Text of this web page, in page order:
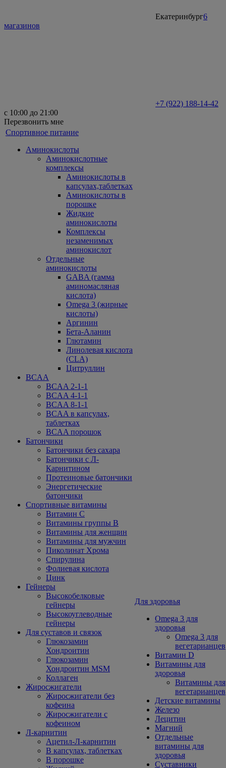
Екатеринбург6
магазинов
+7 (922) 188-14-42
с 10:00 до 21:00
Перезвонить мне
Спортивное питание
Аминокислоты
Аминокислотные
комплексы
Аминокислоты в
капсулах,таблетках
Аминокислоты в
порошке
Жидкие
аминокислоты
Комплексы
незаменимых
аминокислот
Отдельные
аминокислоты
GABA (гамма
аминомасляная
кислота)
Omega 3 (жирные
кислоты)
Аргинин
Бета-Аланин
Глютамин
Линолевая кислота
(CLA)
Цитруллин
BCAA
BCAA 2-1-1
BCAA 4-1-1
BCAA 8-1-1
BCAA в капсулах,
таблетках
BCAA порошок
Батончики
Батончики без сахара
Батончики с Л-
Карнитином
Протеиновые батончики
Энергетические
батончики
Спортивные витамины
Витамин С
Витамины группы В
Витамины для женщин
Витамины для мужчин
Пиколинат Хрома
Спирулина
Фолиевая кислота
Цинк
Гейнеры
Высокобелковые
гейнеры
Высокоуглеводные
гейнеры
Для суставов и связок
Глюкозамин
Хондроитин
Глюкозамин
Хондроитин MSM
Коллаген
Жиросжигатели
Жиросжигатели без
кофеина
Жиросжигатели с
кофеином
Л-карнитин
Ацетил-Л-карнитин
В капсулах, таблетках
В порошке
Для здоровья
Omega 3 для
здоровья
Omega 3 для
вегетарианцев
Витамин D
Витамины для
здоровья
Витамины для
вегетарианцев
Детские витамины
Железо
Лецитин
Магний
Отдельные
витамины для
здоровья
Суставники